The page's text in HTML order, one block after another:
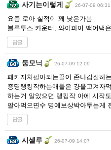
사기는이렇게 26-07-09 06:31
요즘 로아 실적이 꽤 낮은가봄
블루투스 카운터, 와이파이 백어택
답글
둥모닉 26-07-09 12:09
패키지처팔아되는꼴이 존나갑질하
증명랭킹작하는애들은 걍울고겨자
하는거 알았으면 랭킹작 아에 시작
팔아먹으면수 명예보상박아두는게
답글
시셀루 26-07-09 14:07